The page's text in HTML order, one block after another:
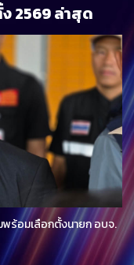
2569 ล่าสุด
พร้อมเลือกตั้งนายก อบจ.